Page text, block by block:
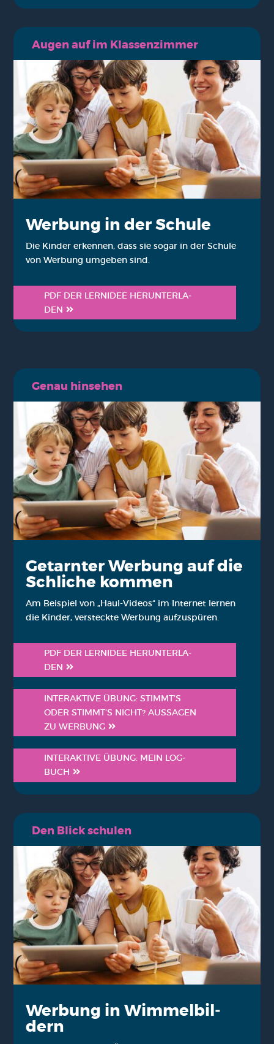
Augen auf im Klas­sen­zim­mer
Wer­bung in der Schu­le
Die Kin­der erken­nen, dass sie sogar in der Schu­le
von Wer­bung umge­ben sind.
PDF DER LERN­IDEE HER­UN­TER­LA­
DEN
Genau hin­se­hen
Getarn­ter Wer­bung auf die
Schli­che kom­men
Am Bei­spiel von „Haul-Vide­os“ im Inter­net ler­nen
die Kin­der, ver­steck­te Wer­bung auf­zu­spü­ren.
PDF DER LERN­IDEE HER­UN­TER­LA­
DEN
INTER­AK­TI­VE ÜBUNG: STIMMT’S
ODER STIMMT’S NICHT? AUS­SA­GEN
ZU WER­BUNG
INTER­AK­TI­VE ÜBUNG: MEIN LOG­
BUCH
Den Blick schu­len
Wer­bung in Wim­mel­bil­
dern